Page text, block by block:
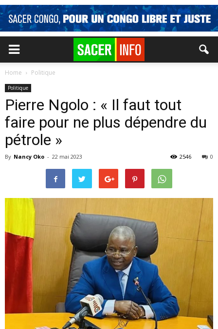
Home Politique
Politique
Pierre Ngolo : « Il faut tout
faire pour ne plus dépendre du
pétrole »
By Nancy Oko - 22 mai 2023 0
2546